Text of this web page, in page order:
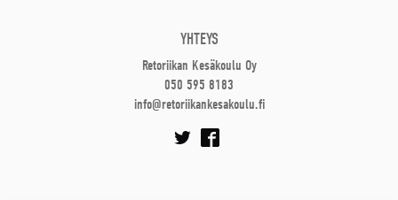
YHTEYS
Retoriikan Kesäkoulu Oy
050 595 8183
info@retoriikankesakoulu.fi